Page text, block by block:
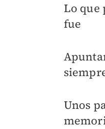
Lo que
fue
Unos